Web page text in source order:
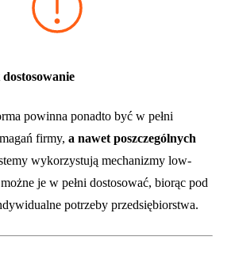
powinna ponadto być w pełni
firmy, a nawet poszczególnych
wykorzystują mechanizmy low-
je w pełni dostosować, biorąc pod
potrzeby przedsiębiorstwa.